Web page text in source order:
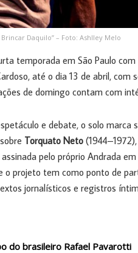
Daquilo” – Foto: Ashlley Melo
temporada em São Paulo com
até o dia 13 de abril, com
de domingo contam com
e debate, o solo marca
Torquato Neto
pelo próprio Andrada
o projeto tem como ponto de
jornalísticos e registros
do brasileiro Rafael Pavarotti